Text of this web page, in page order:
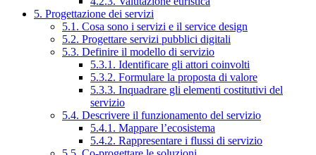
5. Progettazione dei servizi
5.1. Cosa sono i servizi e il service design
5.2. Progettare servizi pubblici digitali
5.3. Definire il modello di servizio
5.3.1. Identificare gli attori coinvolti
5.3.2. Formulare la proposta di valore
5.3.3. Inquadrare gli elementi costitutivi del
servizio
5.4. Descrivere il funzionamento del servizio
5.4.1. Mappare l’ecosistema
5.4.2. Rappresentare i flussi di servizio